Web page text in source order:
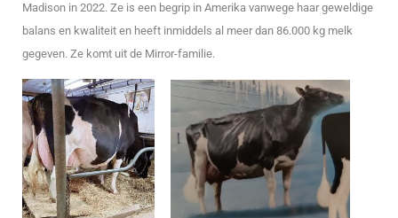
Madison in 2022. Ze is een begrip in Amerika vanwege haar geweldige
balans en kwaliteit en heeft inmiddels al meer dan 86.000 kg melk
gegeven. Ze komt uit de Mirror-familie.